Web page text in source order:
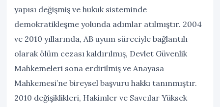
yapısı değişmiş ve hukuk sisteminde
demokratikleşme yolunda adımlar atılmıştır. 2004
ve 2010 yıllarında, AB uyum süreciyle bağlantılı
olarak ölüm cezası kaldırılmış, Devlet Güvenlik
Mahkemeleri sona erdirilmiş ve Anayasa
Mahkemesi’ne bireysel başvuru hakkı tanınmıştır.
2010 değişiklikleri, Hakimler ve Savcılar Yüksek